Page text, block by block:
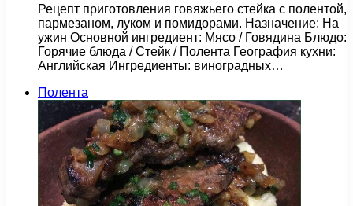
Рецепт приготовления говяжьего стейка с полентой,
пармезаном, луком и помидорами. Назначение: На
ужин Основной ингредиент: Мясо / Говядина Блюдо:
Горячие блюда / Стейк / Полента География кухни:
Английская Ингредиенты: виноградных…
Полента